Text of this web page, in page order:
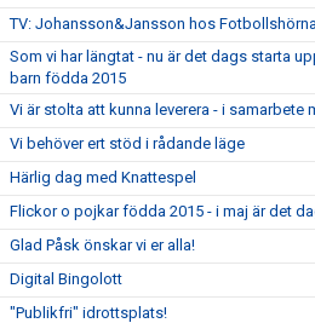
TV: Johansson&Jansson hos
Som vi har längtat - nu är det dags starta
barn födda 2015
Vi är stolta att kunna leverera - i samarbete
Vi behöver ert stöd i rådande läge
Härlig dag med Knattespel
Flickor o pojkar födda 2015 - i maj är det
Glad Påsk önskar vi er alla!
Digital Bingolott
"Publikfri" idrottsplats!